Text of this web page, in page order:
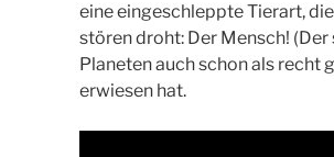
eine eingeschleppte Tierart,
stören droht: Der Mensch!
Planeten auch schon als
erwiesen hat.